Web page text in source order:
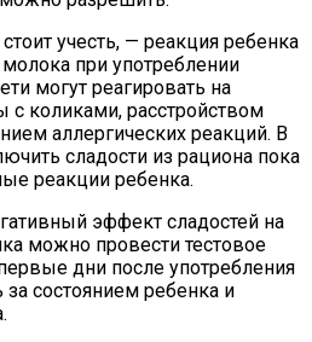
учесть, — реакция ребенка
при употреблении
могут реагировать на
коликами, расстройством
аллергических реакций. В
сладости из рациона пока
реакции ребенка.
эффект сладостей на
можно провести тестовое
дни после употребления
за состоянием ребенка и